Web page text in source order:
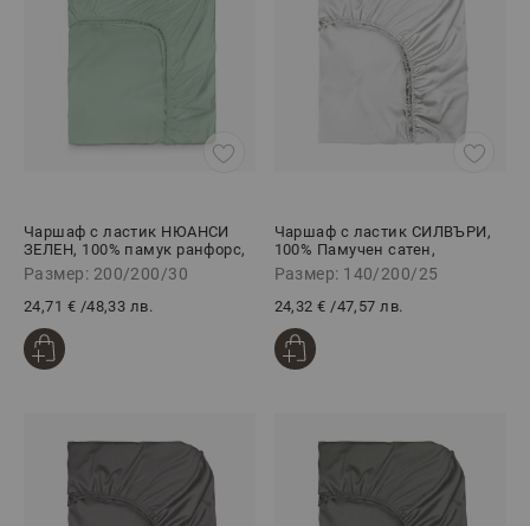
Чаршаф с ластик НЮАНСИ
ЗЕЛЕН, 100% памук ранфорс,
200/200/30 см
Размер: 200/200/30
24,71 € /48,33 лв.
Чаршаф с ластик СИЛВЪРИ,
100% Памучен сатен,
140/200/25 см
Размер: 140/200/25
24,32 € /47,57 лв.